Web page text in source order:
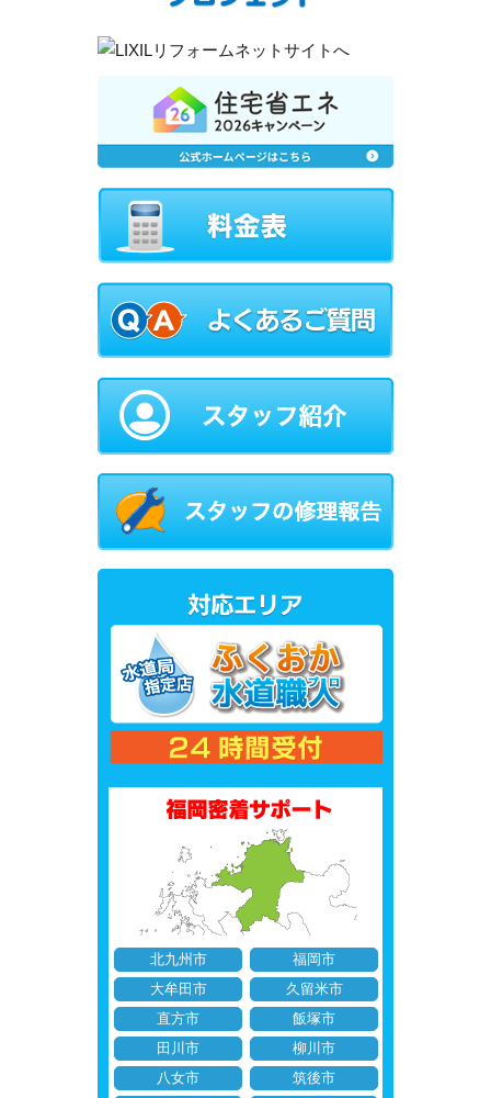
北九州市
福岡市
大牟田市
久留米市
直方市
飯塚市
田川市
柳川市
八女市
筑後市